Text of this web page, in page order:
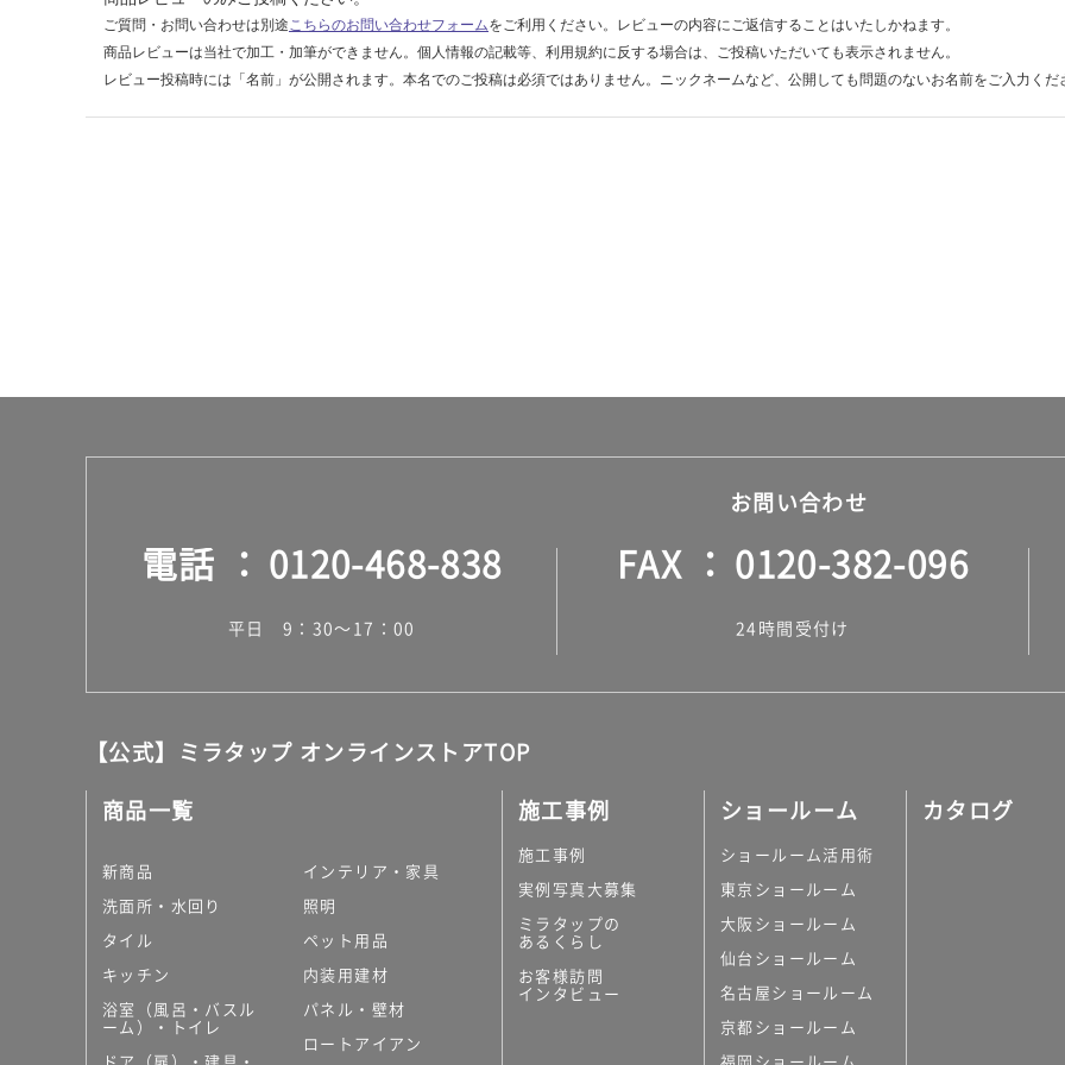
運賃表
ご質問・お問い合わせは別途こちらのお問い合わせフォームをご利用ください。レビューの内容にご返信することはいたしかねます。
商品レビューは当社で加工・加筆ができません。個人情報の記載等、利用規約に反する場合は、ご投稿いただいても表示されません。
レビュー投稿時には「名前」が公開されます。本名でのご投稿は必須ではありません。ニックネームなど、公開しても問題のないお名前をご入力くだ
お問い合わせ
電話 0120-468-838
平日 9：30～17：00
FAX 0120-382-096
24時間受付け
【公式】ミラタップ オンラインストアTOP
商品一覧
新商品
洗面所・水回り
タイル
キッチン
浴室（風呂・バスル
ーム）・トイレ
ドア（扉）・建具・
インテリア・家具
照明
ペット用品
内装用建材
パネル・壁材
ロートアイアン
施工事例
施工事例
実例写真大募集
ミラタップの
あるくらし
お客様訪問
インタビュー
ショールーム
ショールーム活用術
東京ショールーム
大阪ショールーム
仙台ショールーム
名古屋ショールーム
京都ショールーム
福岡ショールーム
カタログ